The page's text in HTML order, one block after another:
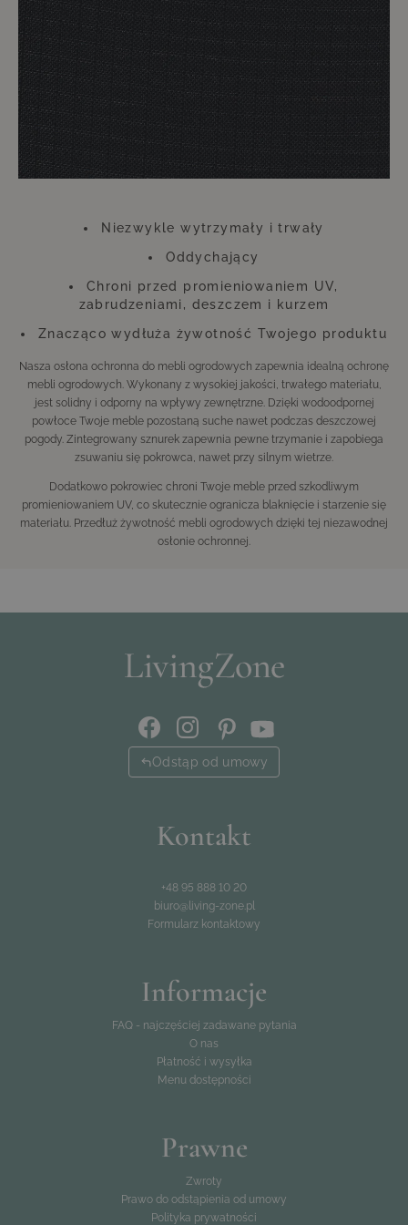
tych akcesoriach nie powinieneś więc w żadnym wypadku oszczędzać.
Ta niewielka inwestycja zwróci się stokrotnie, dzięki czemu przez długi
czas będziesz mógł cieszyć się meblami wyglądającymi jak nowe.
Należy pamiętać, że pokrowce mogą zmieniać kolor pod wpływem
promieniowania UV. Nie wpływa to jednak ani na funkcję, ani na trwałość
pokrowca. Pokrowiec wykonany jest z poliestru.
Niezwykle wytrzymały i trwały
Oddychający
Chroni przed promieniowaniem UV,
zabrudzeniami, deszczem i kurzem
Znacząco wydłuża żywotność Twojego produktu
Nasza osłona ochronna do mebli ogrodowych zapewnia idealną ochronę
mebli ogrodowych. Wykonany z wysokiej jakości, trwałego materiału,
jest solidny i odporny na wpływy zewnętrzne. Dzięki wodoodpornej
powłoce Twoje meble pozostaną suche nawet podczas deszczowej
pogody. Zintegrowany sznurek zapewnia pewne trzymanie i zapobiega
zsuwaniu się pokrowca, nawet przy silnym wietrze.
Dodatkowo pokrowiec chroni Twoje meble przed szkodliwym
promieniowaniem UV, co skutecznie ogranicza blaknięcie i starzenie się
materiału. Przedłuż żywotność mebli ogrodowych dzięki tej niezawodnej
osłonie ochronnej.
Odstąp od umowy
Kontakt
+48 95 888 10 20
biuro@living-zone.pl
Formularz kontaktowy
Informacje
FAQ - najczęściej zadawane pytania
O nas
Płatność i wysyłka
Menu dostępności
Prawne
Zwroty
Prawo do odstąpienia od umowy
Polityka prywatności